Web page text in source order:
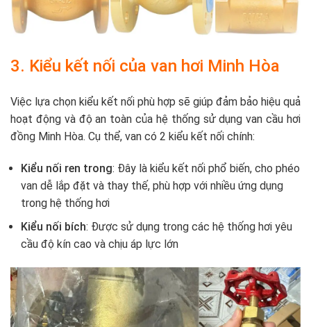
3. Kiểu kết nối của van hơi Minh Hòa
Việc lựa chọn kiểu kết nối phù hợp sẽ giúp đảm bảo hiệu quả
hoạt động và độ an toàn của hệ thống sử dụng van cầu hơi
đồng Minh Hòa. Cụ thể, van có 2 kiểu kết nối chính:
Kiểu nối ren trong: Đây là kiểu kết nối phổ biến, cho phéo
van dễ lắp đặt và thay thế, phù hợp với nhiều ứng dụng
trong hệ thống hơi
Kiểu nối bích: Được sử dụng trong các hệ thống hơi yêu
cầu độ kín cao và chịu áp lực lớn